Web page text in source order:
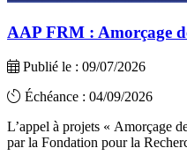
AAP FRM : Amorçage
Publié le : 09/07/2026
Échéance : 04/09/2026
L’appel à projets « Amorçage
par la Fondation pour la